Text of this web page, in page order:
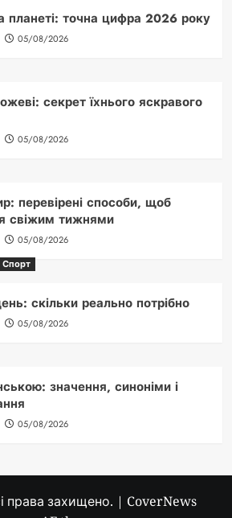
планеті: точна цифра 2026 року
05/08/2026
секрет їхнього яскравого
05/08/2026
перевірені способи, щоб
свіжим тижнями
05/08/2026
Спорт
скільки реально потрібно
05/08/2026
значення, синоніми і
05/08/2026
права захищено. | CoverNews